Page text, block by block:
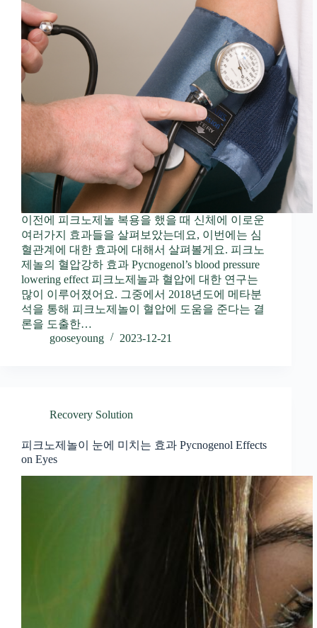
이전에 피크노제놀 복용을 했을 때 신체에 이로운
여러가지 효과들을 살펴보았는데요, 이번에는 심
혈관계에 대한 효과에 대해서 살펴볼게요. 피크노
제놀의 혈압강하 효과 Pycnogenol’s blood pressure
lowering effect 피크노제놀과 혈압에 대한 연구는
많이 이루어졌어요. 그중에서 2018년도에 메타분
석을 통해 피크노제놀이 혈압에 도움을 준다는 결
론을 도출한…
gooseyoung
2023-12-21
Recovery Solution
피크노제놀이 눈에 미치는 효과 Pycnogenol Effects
on Eyes